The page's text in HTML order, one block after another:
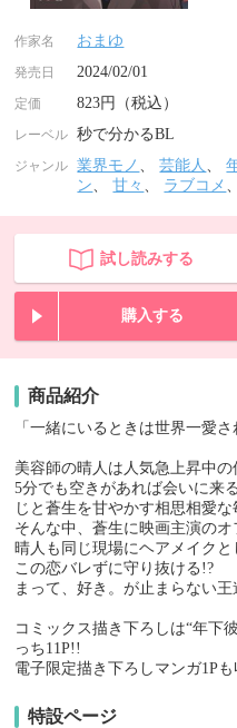
作家名 おまゆ
発売日 2024/02/01
定価 823円（税込）
レーベル 秒で分かるBL
ジャンル 業界モノ 、芸能人 、
ン、甘々 、 ラブコメ
試し読みする
購入する
商品紹介
「一緒にいるときは世界一愛
美容師の晴人は人気急上昇中の
5分でも空きがあれば会いに来
じと蒼生を甘やかす相思相愛な
そんな中、蒼生に映画主演のオ
晴人も同じ現場にヘアメイク
この恋バレずに守り抜ける!?
まって、好き。が止まらない王
コミックス描き下ろしは“年下
っち11P!!
電子限定描き下ろしマンガ1Pも
特設ページ